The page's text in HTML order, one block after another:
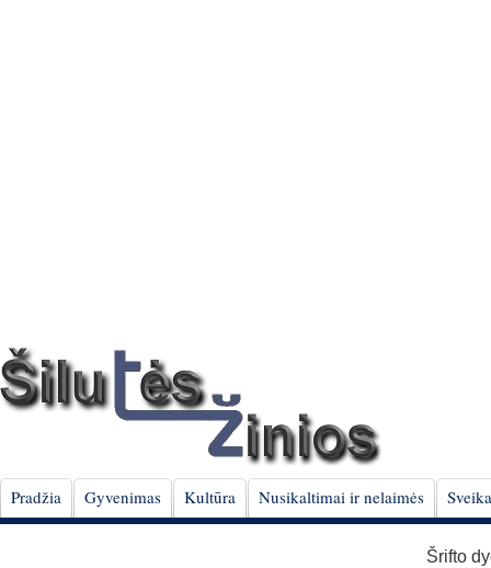
Pradžia Gyvenimas Kultūra Nusikaltimai ir nelaimės
Šrifto